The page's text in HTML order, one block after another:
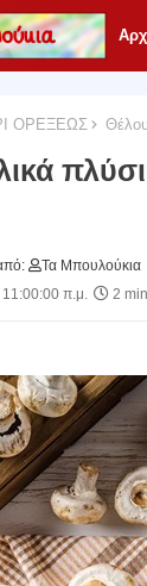
ΟΡΕΞΕΩΣ
Τα Μπουλούκια
π.μ.
2